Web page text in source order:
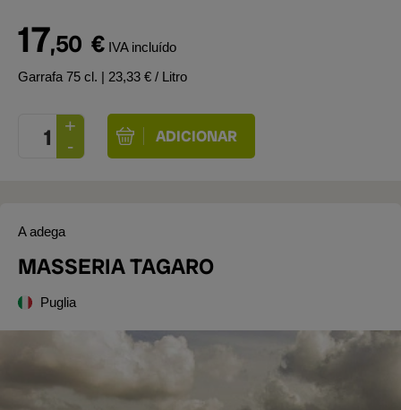
17,50 € IVA incluído
Garrafa 75 cl. | 23,33 € / Litro
A adega
MASSERIA TAGARO
Puglia